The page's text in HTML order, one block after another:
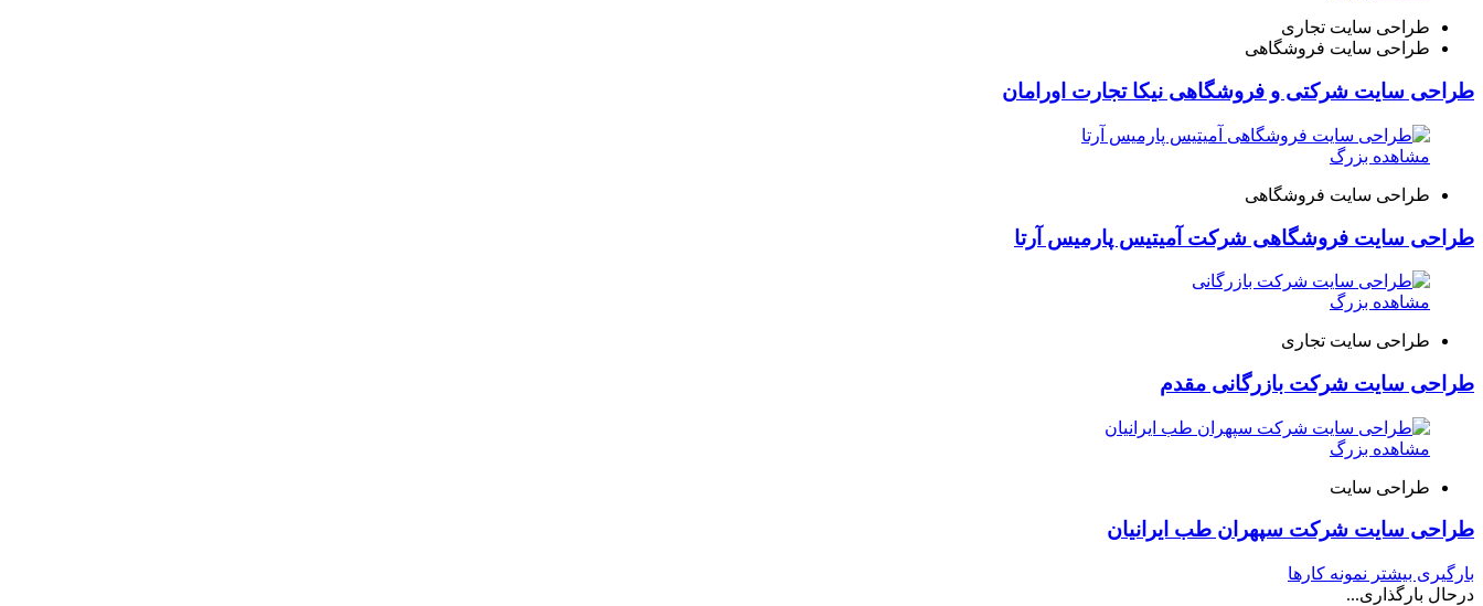
طراحی سایت تجاری
طراحی سایت فروشگاهی
طراحی سایت شرکتی و فروشگاهی نیکا تجارت اورامان
مشاهده بزرگ
طراحی سایت فروشگاهی
طراحی سایت فروشگاهی شرکت آمیتیس پارمیس آرتا
مشاهده بزرگ
طراحی سایت تجاری
طراحی سایت شرکت بازرگانی مقدم
مشاهده بزرگ
طراحی سایت
طراحی سایت شرکت سپهران طب ایرانیان
بارگیری بیشتر نمونه کارها
درحال بارگذاری...